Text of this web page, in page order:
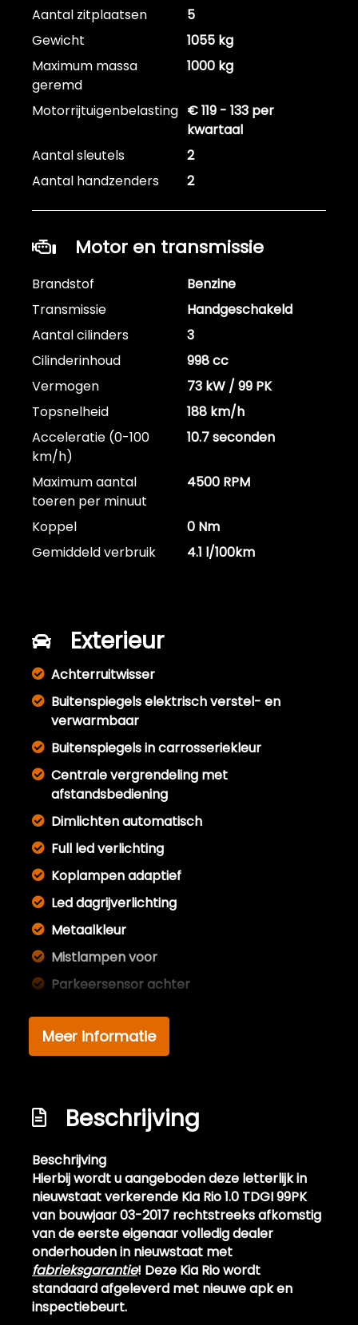
Aantal zitplaatsen
5
Gewicht
1055 kg
Maximum massa
geremd
1000 kg
Motorrijtuigenbelasting € 119 - 133 per
kwartaal
Aantal sleutels
2
Aantal handzenders
2
Motor en transmissie
Brandstof
Benzine
Transmissie
Handgeschakeld
Aantal cilinders
3
Cilinderinhoud
998 cc
Vermogen
73 kW / 99 PK
Topsnelheid
188 km/h
Acceleratie (0-100
km/h)
10.7 seconden
Maximum aantal
toeren per minuut
4500 RPM
Koppel
0 Nm
Gemiddeld verbruik
4.1 l/100km
Exterieur
Achterruitwisser
Buitenspiegels elektrisch verstel- en
verwarmbaar
Buitenspiegels in carrosseriekleur
Centrale vergrendeling met
afstandsbediening
Dimlichten automatisch
Full led verlichting
Koplampen adaptief
Led dagrijverlichting
Metaalkleur
Mistlampen voor
Parkeersensor achter
Interieur
Achterbank in delen neerklapbaar
Bestuurdersstoel in hoogte verstelbaar
Bluetooth media
Elektrische ramen voor
Elektrische ramen voor en achter
Middenarmsteun voor
Stuur en versnellingspook (kunst)leder
Stuur verstelbaar
Stuurbekrachtiging
Meer informatie
Beschrijving
Beschrijving
Hierbij wordt u aangeboden deze letterlijk in
nieuwstaat verkerende Kia Rio 1.0 TDGI 99PK
van bouwjaar 03-2017 rechtstreeks afkomstig
van de eerste eigenaar volledig dealer
onderhouden in nieuwstaat met
fabrieksgarantie! Deze Kia Rio wordt
standaard afgeleverd met nieuwe apk en
inspectiebeurt.